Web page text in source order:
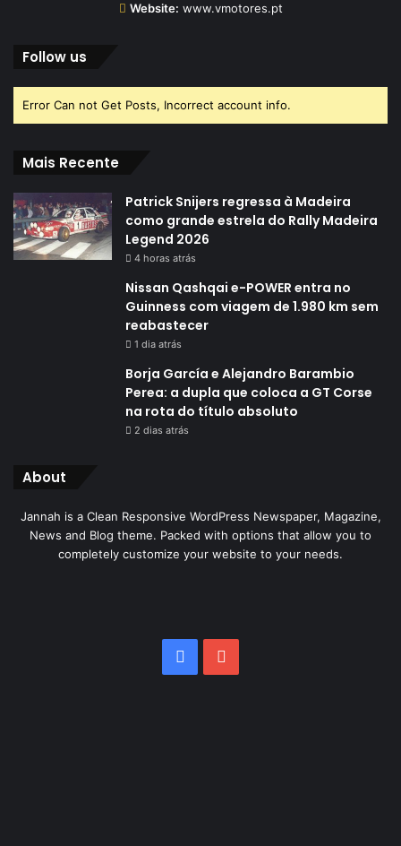
Website: www.vmotores.pt
Follow us
Error Can not Get Posts, Incorrect account info.
Mais Recente
Patrick Snijers regressa à Madeira
como grande estrela do Rally Madeira
Legend 2026
4 horas atrás
Nissan Qashqai e-POWER entra no
Guinness com viagem de 1.980 km sem
reabastecer
1 dia atrás
Borja García e Alejandro Barambio
Perea: a dupla que coloca a GT Corse
na rota do título absoluto
2 dias atrás
About
Jannah is a Clean Responsive WordPress Newspaper, Magazine,
News and Blog theme. Packed with options that allow you to
completely customize your website to your needs.
Facebook